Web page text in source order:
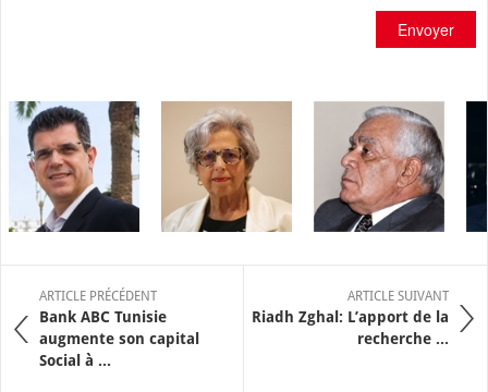
Envoyer
ARTICLE PRÉCÉDENT
Bank ABC Tunisie
augmente son capital
Social à ...
ARTICLE SUIVANT
Riadh Zghal: L’apport de la
recherche ...